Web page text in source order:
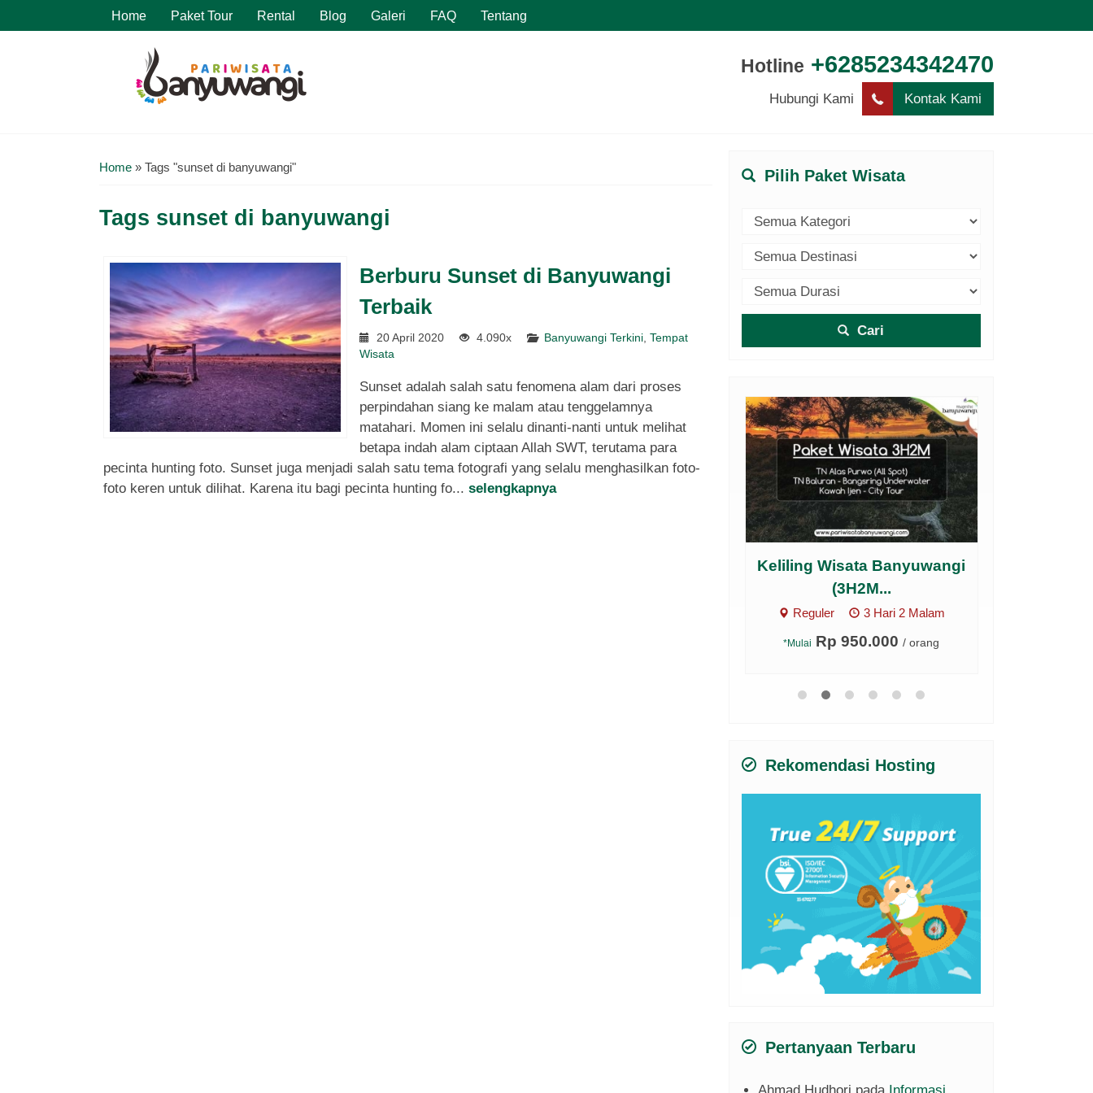
Home Paket Tour Rental Blog Galeri FAQ Tentang
Hotline +6285234342470
Hubungi Kami Kontak Kami
Home » Tags "sunset di banyuwangi"
Tags sunset di banyuwangi
Berburu Sunset di Banyuwangi
Terbaik
20 April 2020 4.090x Banyuwangi Terkini, Tempat
Wisata
Sunset adalah salah satu fenomena alam dari proses
perpindahan siang ke malam atau tenggelamnya
matahari. Momen ini selalu dinanti-nanti untuk melihat
betapa indah alam ciptaan Allah SWT, terutama para
pecinta hunting foto. Sunset juga menjadi salah satu tema fotografi yang selalu menghasilkan foto-
foto keren untuk dilihat. Karena itu bagi pecinta hunting fo... selengkapnya
Pilih Paket Wisata
Cari
Keliling Wisata Banyuwangi
(3H2M...
Reguler 3 Hari 2 Malam
*Mulai Rp 950.000 / orang
Rekomendasi Hosting
Pertanyaan Terbaru